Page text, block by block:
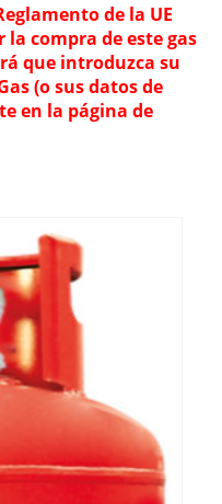
de la UE
compra de este gas
que introduzca su
(o sus datos de
en la página de